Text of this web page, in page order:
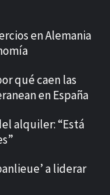
en Alemania
qué caen las
en España
alquiler: “Está
a liderar